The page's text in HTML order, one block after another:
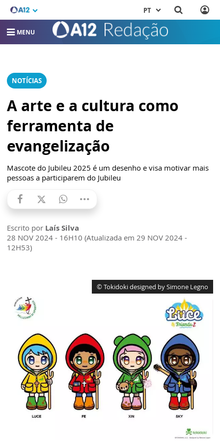
PT
MENU
NOTÍCIAS
A arte e a cultura como
ferramenta de
evangelização
Mascote do Jubileu 2025 é um desenho e visa motivar mais
pessoas a participarem do Jubileu
Escrito por Laís Silva
28 NOV 2024 - 16H10 (Atualizada em 29 NOV 2024 -
12H53)
© Tokidoki designed by Simone Legno